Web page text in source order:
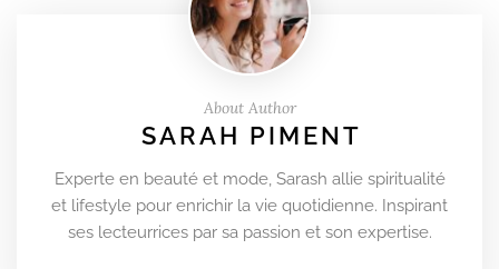
About Author
SARAH PIMENT
Experte en beauté et mode, Sarash allie spiritualité
et lifestyle pour enrichir la vie quotidienne. Inspirant
ses lecteurrices par sa passion et son expertise.